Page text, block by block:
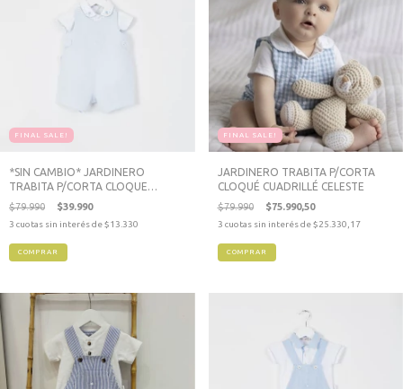
FINAL SALE!
*SIN CAMBIO* JARDINERO
TRABITA P/CORTA CLOQUE
CELESTE
$79.990 $39.990
3 cuotas sin interés de$13.330
COMPRAR
FINAL SALE!
JARDINERO TRABITA P/CORTA
CLOQUÉ CUADRILLÉ CELESTE
$79.990 $75.990,50
3 cuotas sin interés de$25.330,17
COMPRAR